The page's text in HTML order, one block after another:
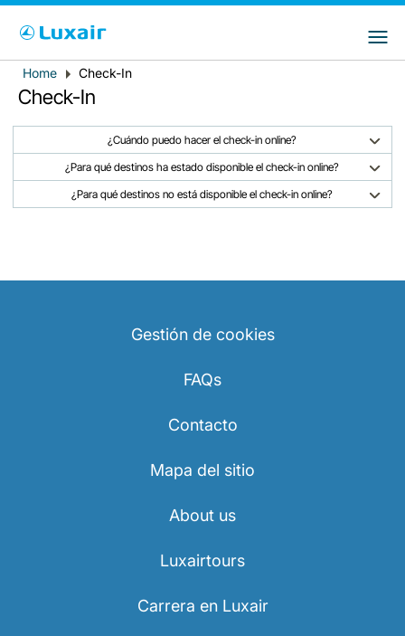
País de residencia
Español
Breadcrumb
Home Check-In
Check-In
¿Cuándo puedo hacer el check-in online?
¿Para qué destinos ha estado disponible el check-in online?
¿Para qué destinos no está disponible el check-in online?
Gestión de cookies
FAQs
Contacto
Mapa del sitio
About us
Luxairtours
Carrera en Luxair